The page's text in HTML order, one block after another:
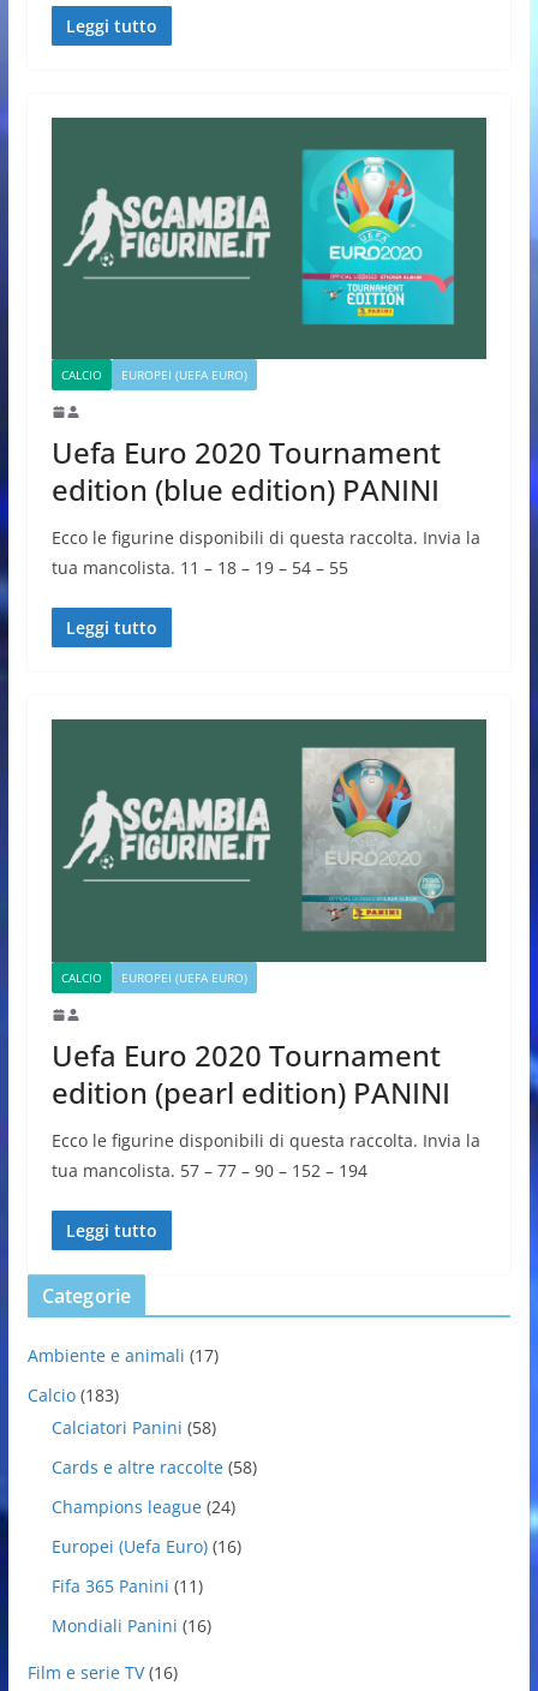
Leggi tutto
CALCIO EUROPEI (UEFA EURO)
Uefa Euro 2020 Tournament
edition (blue edition) PANINI
Ecco le figurine disponibili di questa raccolta. Invia la
tua mancolista. 11 – 18 – 19 – 54 – 55
Leggi tutto
CALCIO EUROPEI (UEFA EURO)
Uefa Euro 2020 Tournament
edition (pearl edition) PANINI
Ecco le figurine disponibili di questa raccolta. Invia la
tua mancolista. 57 – 77 – 90 – 152 – 194
Leggi tutto
Categorie
Ambiente e animali (17)
Calcio(183)
Calciatori Panini (58)
Cards e altre raccolte(58)
Champions league(24)
Europei (Uefa Euro)(16)
Fifa 365 Panini (11)
Mondiali Panini (16)
Film e serie TV(16)